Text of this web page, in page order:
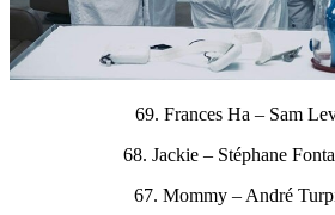
69. Frances Ha – Sam
68. Jackie – Stéphane
67. Mommy – André